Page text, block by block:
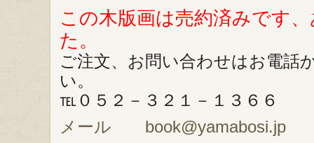
この木版画は売約済みです
た。
ご注文、お問い合わせはお電話
い。
℡０５２－３２１－１３６６
メール book@yamabosi.jp